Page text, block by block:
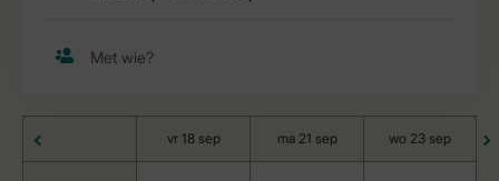
vr 18 sep ma 21 sep wo 23 sep